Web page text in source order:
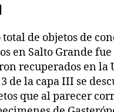
de objetos de
en Salto Grande fue
recuperados en la
de la capa III se
que al parecer